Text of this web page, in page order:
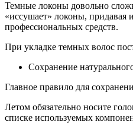
Темные локоны довольно
«иссушает» локоны, придавая
профессиональных средств.
При укладке темных волос
Сохранение
Главное правило для
Летом обязательно носите
списке используемых